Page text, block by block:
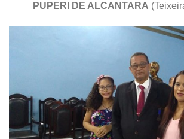
PUPERI DE ALCANTARA